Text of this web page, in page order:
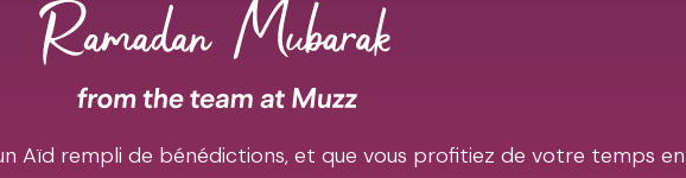
Aïd rempli de bénédictions, et que vous profitiez de votre temps